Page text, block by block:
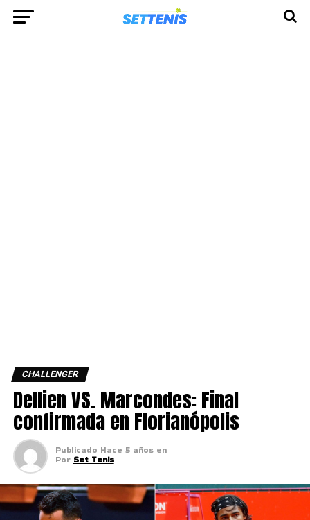
CHALLENGER
Dellien VS. Marcondes: Final
confirmada en Florianópolis
Publicado Hace 5 años en
Por Set Tenis